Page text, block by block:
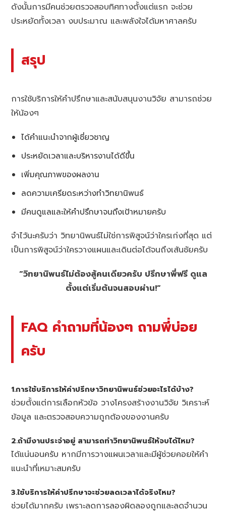
ดังนั้นการมีคนช่วยตรวจสอบทิศทางตั้งแต่แรก จะช่วย
ประหยัดทั้งเวลา งบประมาณ และพลังใจได้มหาศาลครับ
สรุป
การใช้บริการให้คำปรึกษาและสนับสนุนงานวิจัย สามารถช่วย
ให้น้องๆ
ได้คำแนะนำจากผู้เชี่ยวชาญ
ประหยัดเวลาและบริหารงานได้ดีขึ้น
เพิ่มคุณภาพของผลงาน
ลดความเครียดระหว่างทำวิทยานิพนธ์
มีคนดูแลและให้คำปรึกษาจนถึงเป้าหมายครับ
จำไว้นะครับว่า วิทยานิพนธ์ไม่ใช่การพิสูจน์ว่าใครเก่งที่สุด แต่
เป็นการพิสูจน์ว่าใครวางแผนและเดินต่อได้จนถึงเส้นชัยครับ
“วิทยานิพนธ์ไม่ต้องสู้คนเดียวครับ ปรึกษาพี่ฟรี ดูแล
ตั้งแต่เริ่มต้นจนสอบผ่าน!”
FAQ คำถามที่น้องๆ ถามพี่บ่อย
ครับ
1.การใช้บริการให้คำปรึกษาวิทยานิพนธ์ช่วยอะไรได้บ้าง?
ช่วยตั้งแต่การเลือกหัวข้อ วางโครงสร้างงานวิจัย วิเคราะห์
ข้อมูล และตรวจสอบความถูกต้องของงานครับ
2.ถ้ามีงานประจำอยู่ สามารถทำวิทยานิพนธ์ให้จบได้ไหม?
ได้แน่นอนครับ หากมีการวางแผนเวลาและมีผู้ช่วยคอยให้คำ
แนะนำที่เหมาะสมครับ
3.ใช้บริการให้คำปรึกษาจะช่วยลดเวลาได้จริงไหม?
ช่วยได้มากครับ เพราะลดการลองผิดลองถูกและลดจำนวน